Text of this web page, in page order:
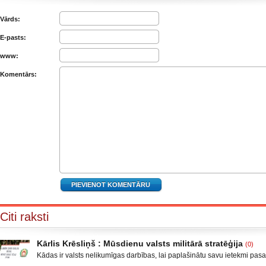
Vārds:
E-pasts:
www:
Komentārs:
Citi raksti
Kārlis Krēsliņš : Mūsdienu valsts militārā stratēģija (0)
Kādas ir valsts nelikumīgas darbības, lai paplašinātu savu ietekmi